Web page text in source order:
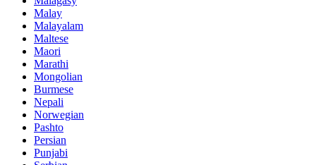
Malay
Malayalam
Maltese
Maori
Marathi
Mongolian
Burmese
Nepali
Norwegian
Pashto
Persian
Punjabi